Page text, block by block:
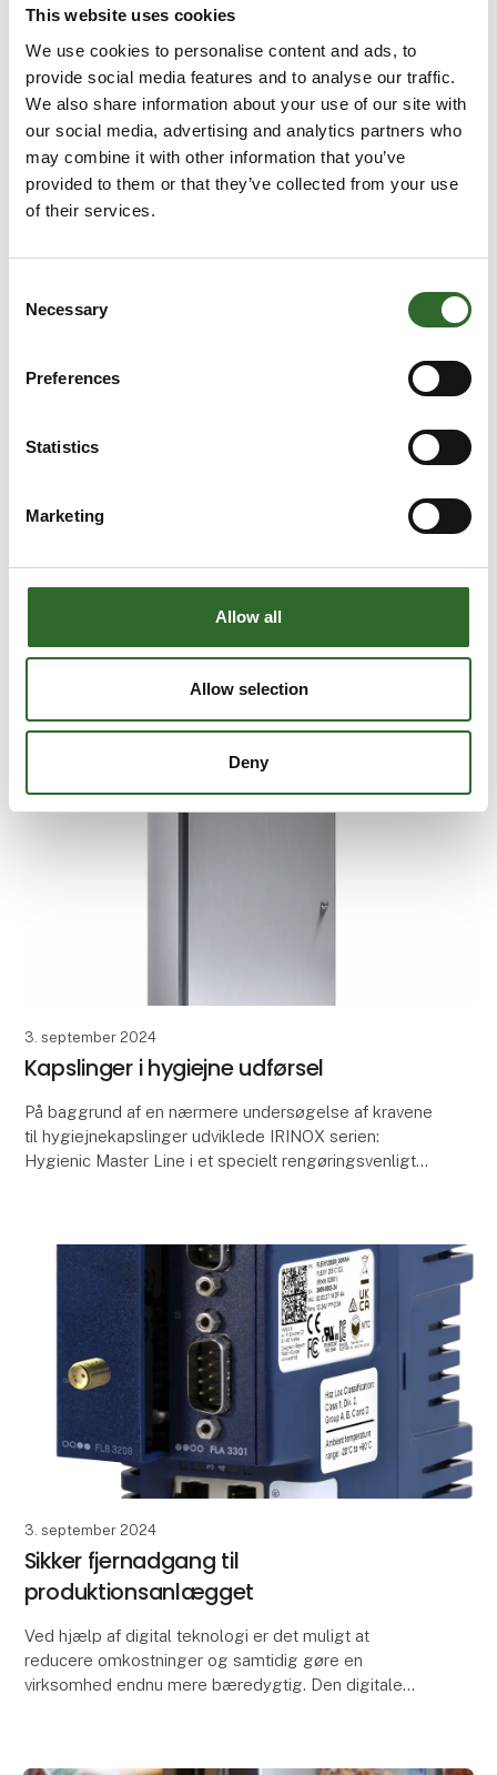
This website uses cookies
We use cookies to personalise content and ads, to
provide social media features and to analyse our traffic.
We also share information about your use of our site with
our social media, advertising and analytics partners who
may combine it with other information that you’ve
provided to them or that they’ve collected from your use
of their services.
Selection
Necessary
Preferences
Statistics
Marketing
Allow all
Allow selection
Deny
3. september 2024
Vandtætte blæsere
Vandtætte blæsere er specialdesignede blæsere og
konstrueret til at kunne modstå vand, kemiske stoffer
og andre forurenende stoffer, der kan være til stede i
hårdt industrielt miljø eller f.eks. medic
Hygiejne forskruninger
Hummels hygiejne forskruninger er specielt udviklet
med henblik på applikationer, hvor der er krav om høj
kemisk industri. Alle steder, hvor der e
3. september 2024
Kapslinger i hygiejne udførsel
På baggrund af en nærmere undersøgelse af kravene
til hygiejnekapslinger udviklede IRINOX serien:
Hygienic Master Line i et specielt rengøringsvenligt
3. september 2024
Sikker fjernadgang til
produktionsanlægget
Ved hjælp af digital teknologi er det muligt at
reducere omkostninger og samtidig gøre en
virksomhed endnu mere bæredygtig. Den digitale